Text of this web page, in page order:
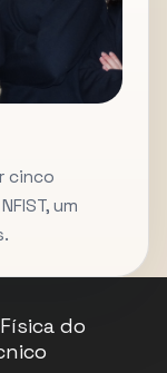
cinco
um
do